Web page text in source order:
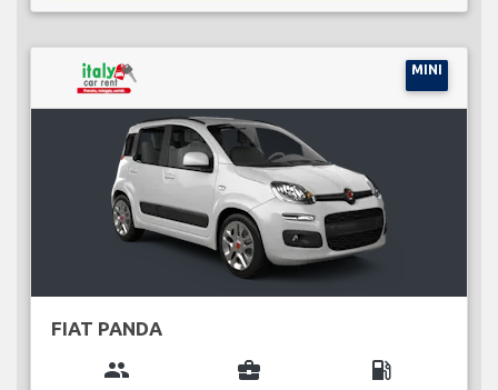
MINI
FIAT PANDA
group business_center local_gas_station